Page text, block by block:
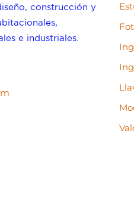
construcción y
e industriales.